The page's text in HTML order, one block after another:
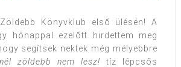
Könyvklub első ülésén! A
hónappal ezelőtt hirdettem meg
segítsek nektek még mélyebbre
zöldebb nem lesz! tíz lépcsős